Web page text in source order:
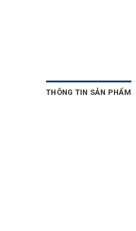
THÔNG TIN SẢN PHẨM